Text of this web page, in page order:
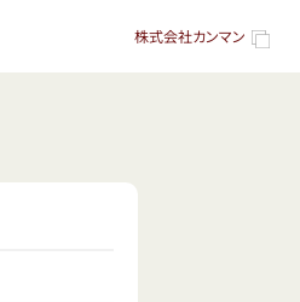
株式会社カンマン